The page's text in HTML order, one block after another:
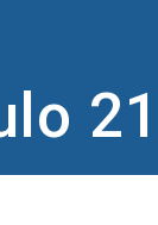
21